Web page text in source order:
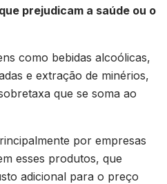
prejudicam a saúde ou o
como bebidas alcoólicas,
e extração de minérios,
que se soma ao
por empresas
esses produtos, que
adicional para o preço